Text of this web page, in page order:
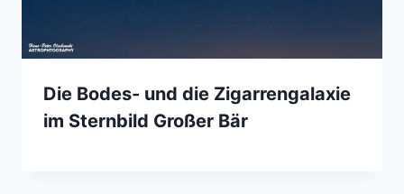
Die Bodes- und die Zigarrengalaxie
im Sternbild Großer Bär